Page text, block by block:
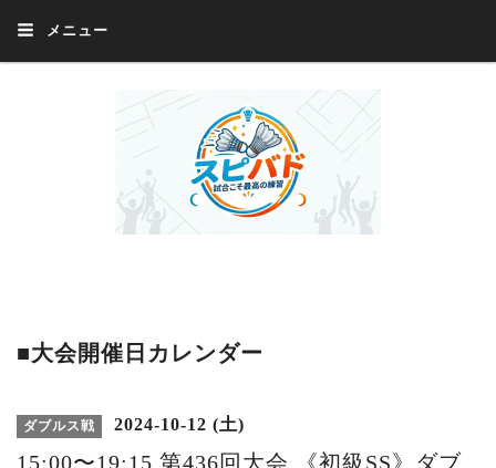
メニュー
■大会開催日カレンダー
ダブルス戦 2024-10-12 (土)
15:00〜19:15 第436回大会 《初級SS》ダブ